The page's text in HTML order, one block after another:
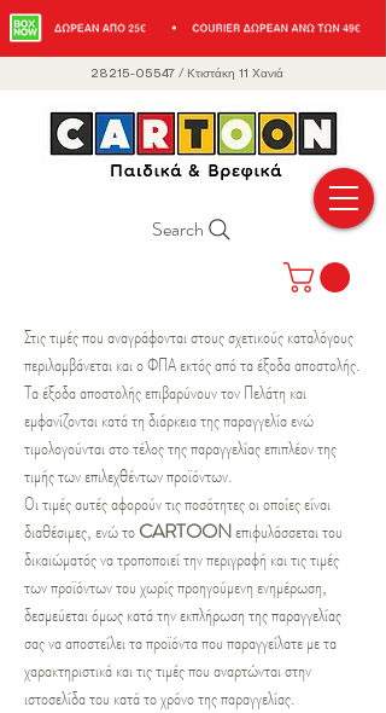
Search
28215-05547 / Κτιστάκη 11 Χανιά
Στις τιμές που αναγράφονται στους σχετικούς καταλόγους
περιλαμβάνεται και ο ΦΠΑ εκτός από τα έξοδα αποστολής.
Τα έξοδα αποστολής επιβαρύνουν τον Πελάτη και
εμφανίζονται κατά τη διάρκεια της παραγγελία ενώ
τιμολογούνται στο τέλος της παραγγελίας επιπλέον της
τιμής των επιλεχθέντων προϊόντων.
Οι τιμές αυτές αφορούν τις ποσότητες οι οποίες είναι
διαθέσιμες, ενώ τοCARTOONεπιφυλάσσεται του
δικαιώματός να τροποποιεί την περιγραφή και τις τιμές
των προϊόντων του χωρίς προηγούμενη ενημέρωση,
δεσμεύεται όμως κατά την εκπλήρωση της παραγγελίας
σας να αποστείλει τα προϊόντα που παραγγείλατε με τα
χαρακτηριστικά και τις τιμές που αναρτώνται στην
ιστοσελίδα του κατά το χρόνο της παραγγελίας.